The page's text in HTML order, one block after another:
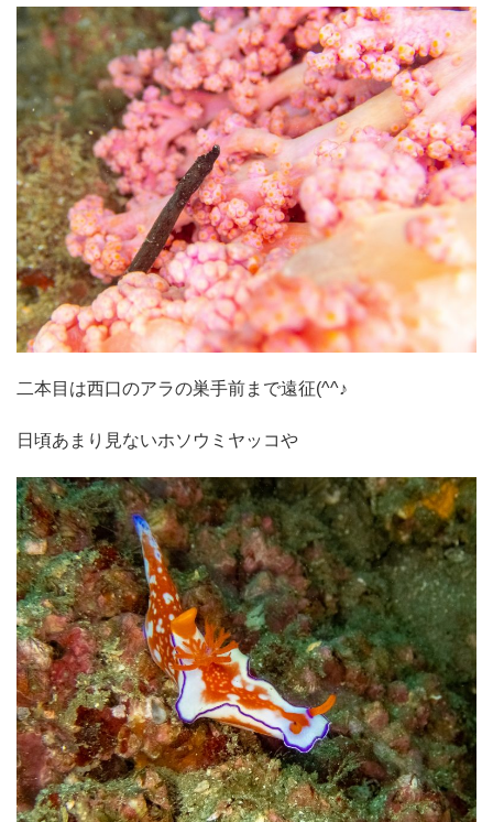
二本目は西口のアラの巣手前まで遠征(^^♪
日頃あまり見ないホソウミヤッコや